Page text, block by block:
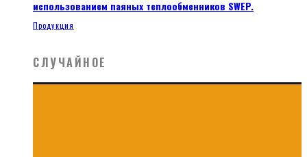
использованием паяных теплообменников SWEP.
Продукция
СЛУЧАЙНОЕ